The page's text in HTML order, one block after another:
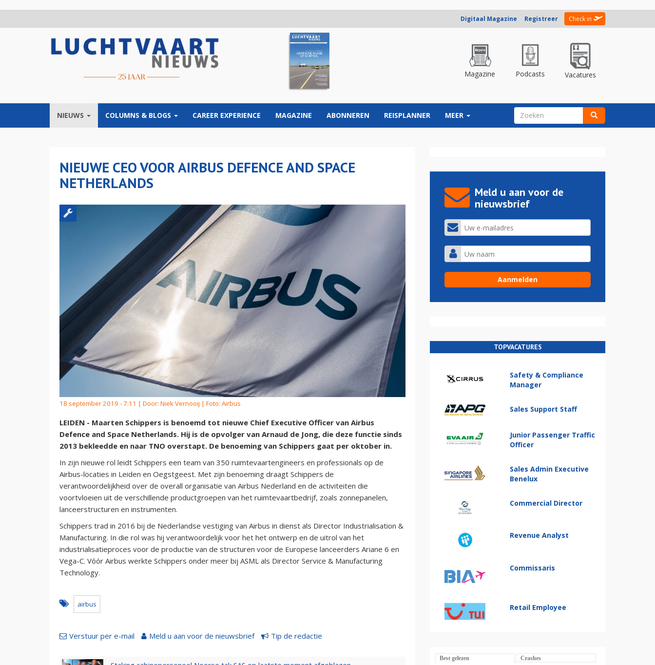
Digitaal Magazine Registreer Check in
Magazine Podcasts Vacatures
NIEUWS COLUMNS & BLOGS CAREER EXPERIENCE MAGAZINE ABONNEREN REISPLANNER MEER ZOEKVELD
NIEUWE CEO VOOR AIRBUS DEFENCE AND SPACE
NETHERLANDS
18 september 2019 - 7:11 | Door: Niek Vernooij | Foto: Airbus
LEIDEN - Maarten Schippers is benoemd tot nieuwe Chief Executive Officer van Airbus
Defence and Space Netherlands. Hij is de opvolger van Arnaud de Jong, die deze functie sinds
2013 bekleedde en naar TNO overstapt. De benoeming van Schippers gaat per oktober in.
In zijn nieuwe rol leidt Schippers een team van 350 ruimtevaartengineers en professionals op de
Airbus-locaties in Leiden en Oegstgeest. Met zijn benoeming draagt Schippers de
verantwoordelijkheid over de overall organisatie van Airbus Nederland en de activiteiten die
voortvloeien uit de verschillende productgroepen van het ruimtevaartbedrijf, zoals zonnepanelen,
lanceerstructuren en instrumenten.
Schippers trad in 2016 bij de Nederlandse vestiging van Airbus in dienst als Director Industrialisation &
Manufacturing. In die rol was hij verantwoordelijk voor het het ontwerp en de uitrol van het
industrialisatieproces voor de productie van de structuren voor de Europese lanceerders Ariane 6 en
Vega-C. Vóór Airbus werkte Schippers onder meer bij ASML als Director Service & Manufacturing
Technology.
airbus
Verstuur per e-mail Meld u aan voor de nieuwsbrief Tip de redactie
Meld u aan voor de
nieuwsbrief
TOPVACATURES
Safety & Compliance
Manager
Sales Support Staff
Junior Passenger Traffic
Officer
Sales Admin Executive
Benelux
Commercial Director
Revenue Analyst
Commissaris
Retail Employee
Best gelezen Crashes